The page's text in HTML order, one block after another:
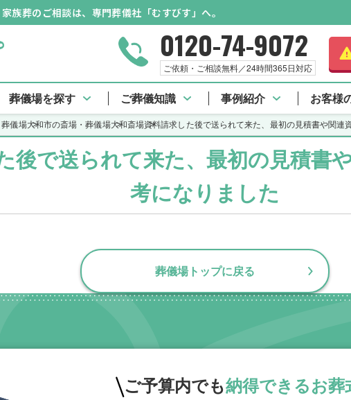
族葬のご相談は、専門葬儀社「むすびす」へ。
0120-74-9072
ご依頼・ご相談無料／24時間365日対応
葬儀場を探す ご葬儀知識 事例紹介 お客様
儀場大和市の斎場・葬儀場大和斎場資料請求した後で送られて来た、最初の見積書や関連
後で送られて来た、最初の見積書
考になりました
葬儀場トップに戻る
大和斎場 TOP 口コミ一覧 アクセス情報 施設と費用
ご予算内でも納得できるお葬